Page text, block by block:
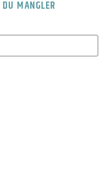
MANGLER